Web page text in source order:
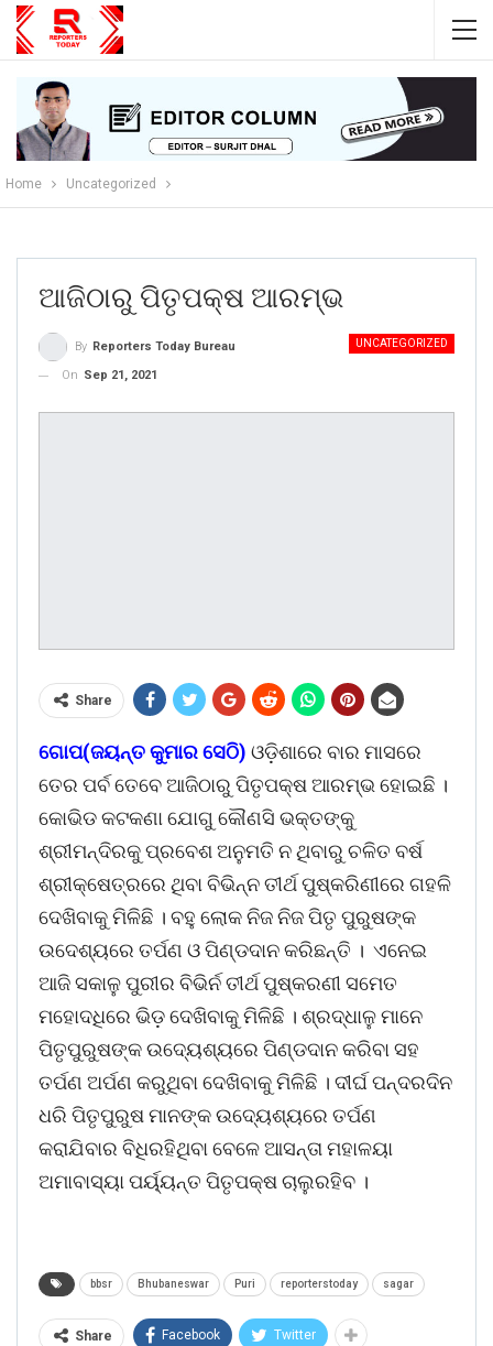
Home Uncategorized
ଆଜିଠାରୁ ପିତୃପକ୍ଷ ଆରମ୍ଭ
UNCATEGORIZED
By Reporters Today Bureau
On Sep 21, 2021
Share
ଗୋପ(ଜୟନ୍ତ କୁମାର ସେଠି) ଓଡ଼ିଶାରେ ବାର ମାସରେ
ତେର ପର୍ବ ତେବେ ଆଜିଠାରୁ ପିତୃପକ୍ଷ ଆରମ୍ଭ ହୋଇଛି ।
କୋଭିଡ କଟକଣା ଯୋଗୁ କୌଣସି ଭକ୍ତଙ୍କୁ
ଶ୍ରୀମନ୍ଦିରକୁ ପ୍ରବେଶ ଅନୁମତି ନ ଥିବାରୁ ଚଳିତ ବର୍ଷ
ଶ୍ରୀକ୍ଷେତ୍ରରେ ଥିବା ବିଭିନ୍ନ ତୀର୍ଥ ପୁଷ୍କରିଣୀରେ ଗହଳି
ଦେଖିବାକୁ ମିଳିଛି । ବହୁ ଲୋକ ନିଜ ନିଜ ପିତୃ ପୁରୁଷଙ୍କ
ଉଦେଶ୍ୟରେ ତର୍ପଣ ଓ ପିଣ୍ଡଦାନ କରିଛନ୍ତି । ଏନେଇ
ଆଜି ସକାଳୁ ପୁରୀର ବିଭିର୍ନ ତୀର୍ଥ ପୁଷ୍କରଣୀ ସମେତ
ମହୋଦଧିରେ ଭିଡ଼ ଦେଖିବାକୁ ମିଳିଛି । ଶ୍ରଦ୍ଧାଳୁ ମାନେ
ପିତୃପୁରୁଷଙ୍କ ଉଦ୍ୟେଶ୍ୟରେ ପିଣ୍ଡଦାନ କରିବା ସହ
ତର୍ପଣ ଅର୍ପଣ କରୁଥିବା ଦେଖିବାକୁ ମିଳିଛି । ଦୀର୍ଘ ପନ୍ଦରଦିନ
ଧରି ପିତୃପୁରୁଷ ମାନଙ୍କ ଉଦ୍ୟେଶ୍ୟରେ ତର୍ପଣ
କରାଯିବାର ବିଧିରହିଥିବା ବେଳେ ଆସନ୍ତା ମହାଳୟା
ଅମାବାସ୍ୟା ପର୍ୟ୍ୟନ୍ତ ପିତୃପକ୍ଷ ଚାଲୁରହିବ ।
bbsr Bhubaneswar Puri reporterstoday sagar
Share Facebook Twitter